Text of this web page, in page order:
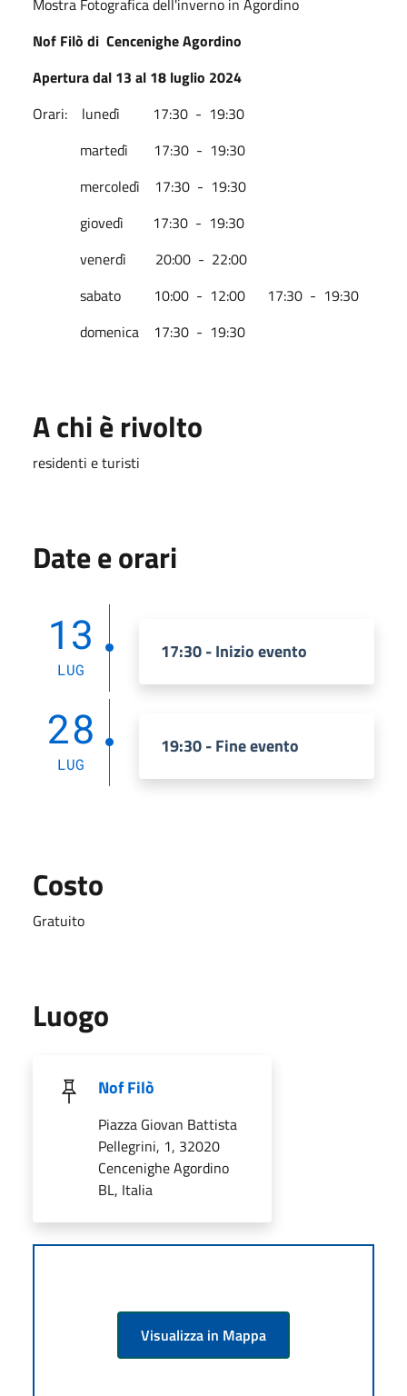
Nof Filò di Cencenighe Agordino
Apertura dal 13 al 18 luglio 2024
Orari: lunedì 17:30 - 19:30
martedì 17:30 - 19:30
mercoledì 17:30 - 19:30
giovedì 17:30 - 19:30
venerdì 20:00 - 22:00
sabato 10:00 - 12:00 17:30 - 19:30
domenica 17:30 - 19:30
A chi è rivolto
residenti e turisti
Date e orari
13
LUG
17:30 - Inizio evento
28
LUG
19:30 - Fine evento
Costo
Gratuito
Luogo
Nof Filò
Piazza Giovan Battista
Pellegrini, 1, 32020
Cencenighe Agordino
BL, Italia
Visualizza in Mappa